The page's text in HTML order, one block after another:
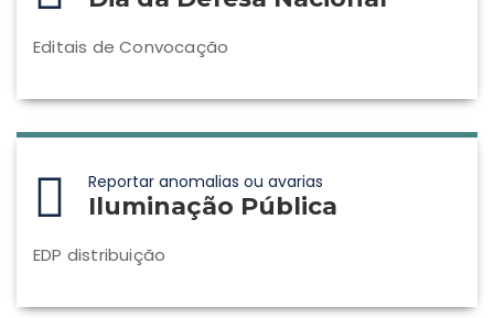
Editais de Convocação
Reportar anomalias ou avarias
Iluminação Pública
EDP distribuição